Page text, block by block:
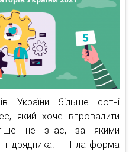
України більше сотні
який хоче впровадити
не знає, за якими
Платформа